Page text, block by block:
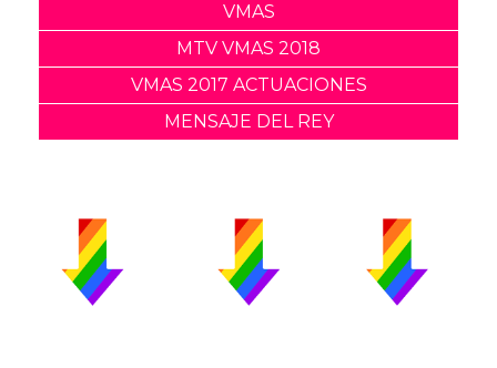
VMAS
MTV VMAS 2018
VMAS 2017 ACTUACIONES
MENSAJE DEL REY